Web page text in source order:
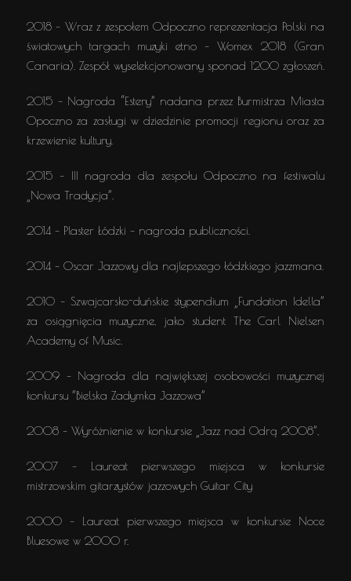
2018 – Wraz z zespołem Odpoczno reprezentacja Polski na
światowych targach muzyki etno – Womex 2018 (Gran
Canaria). Zespół wyselekcjonowany sponad 1200 zgłoszeń.
2015 – Nagroda “Estery” nadana przez Burmistrza Miasta
Opoczno za zasługi w dziedzinie promocji regionu oraz za
krzewienie kultury.
2015 – III nagroda dla zespołu Odpoczno na festiwalu
„Nowa Tradycja”.
2014 – Plaster Łódzki – nagroda publiczności.
2014 – Oscar Jazzowy dla najlepszego łódzkiego jazzmana.
2010 – Szwajcarsko-duńskie stypendium „Fundation Idella”
za osiągnięcia muzyczne, jako student The Carl Nielsen
Academy of Music.
2009 – Nagroda dla największej osobowości muzycznej
konkursu ”Bielska Zadymka Jazzowa”
2008 – Wyróżnienie w konkursie „Jazz nad Odrą 2008”,
2007 – Laureat pierwszego miejsca w konkursie
mistrzowskim gitarzystów jazzowych Guitar City
2000 – Laureat pierwszego miejsca w konkursie Noce
Bluesowe w 2000 r.